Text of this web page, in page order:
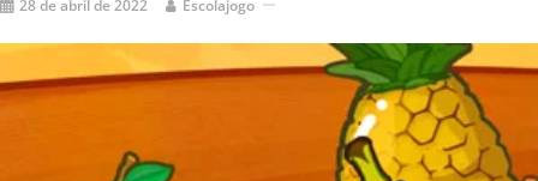
28 de abril de 2022 Escolajogo